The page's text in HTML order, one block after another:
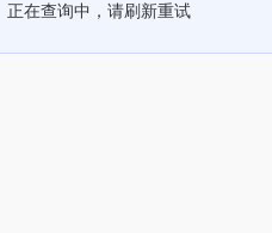
正在查询中，请刷新重试